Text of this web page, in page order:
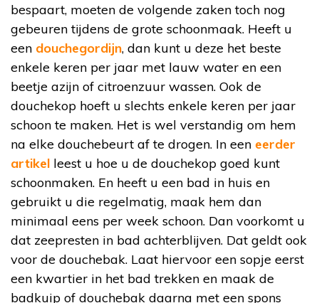
bespaart, moeten de volgende zaken toch nog
gebeuren tijdens de grote schoonmaak. Heeft u
een douchegordijn, dan kunt u deze het beste
enkele keren per jaar met lauw water en een
beetje azijn of citroenzuur wassen. Ook de
douchekop hoeft u slechts enkele keren per jaar
schoon te maken. Het is wel verstandig om hem
na elke douchebeurt af te drogen. In een eerder
artikel leest u hoe u de douchekop goed kunt
schoonmaken. En heeft u een bad in huis en
gebruikt u die regelmatig, maak hem dan
minimaal eens per week schoon. Dan voorkomt u
dat zeepresten in bad achterblijven. Dat geldt ook
voor de douchebak. Laat hiervoor een sopje eerst
een kwartier in het bad trekken en maak de
badkuip of douchebak daarna met een spons